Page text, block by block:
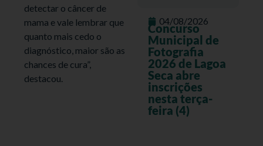
detectar o câncer de
mama e vale lembrar que
quanto mais cedo o
diagnóstico, maior são as
chances de cura”,
destacou.
04/08/2026
Concurso
Municipal de
Fotografia
2026 de Lagoa
Seca abre
inscrições
nesta terça-
feira (4)